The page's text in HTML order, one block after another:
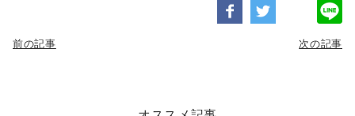
前の記事 次の記事